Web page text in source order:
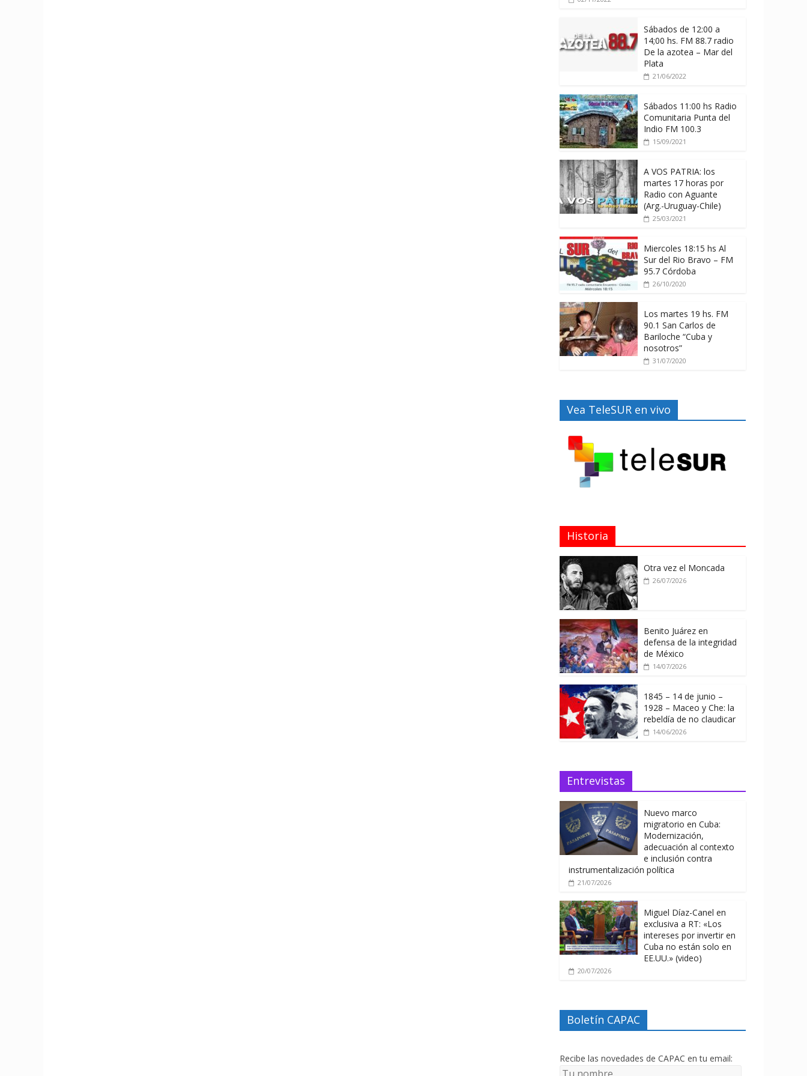
Sábados de 12:00 a
14;00 hs. FM 88.7 radio
De la azotea – Mar del
Plata
21/06/2022
Sábados 11:00 hs Radio
Comunitaria Punta del
Indio FM 100.3
15/09/2021
A VOS PATRIA: los
martes 17 horas por
Radio con Aguante
(Arg.-Uruguay-Chile)
25/03/2021
Miercoles 18:15 hs Al
Sur del Rio Bravo – FM
95.7 Córdoba
26/10/2020
Los martes 19 hs. FM
90.1 San Carlos de
Bariloche “Cuba y
nosotros”
31/07/2020
Vea TeleSUR en vivo
Historia
Otra vez el Moncada
26/07/2026
Benito Juárez en
defensa de la integridad
de México
14/07/2026
1845 – 14 de junio –
1928 – Maceo y Che: la
rebeldía de no claudicar
14/06/2026
Entrevistas
Nuevo marco
migratorio en Cuba:
Modernización,
adecuación al contexto
e inclusión contra
instrumentalización política
21/07/2026
Miguel Díaz-Canel en
exclusiva a RT: «Los
intereses por invertir en
Cuba no están solo en
EE.UU.» (video)
20/07/2026
Boletín CAPAC
Recibe las novedades de CAPAC en tu email: